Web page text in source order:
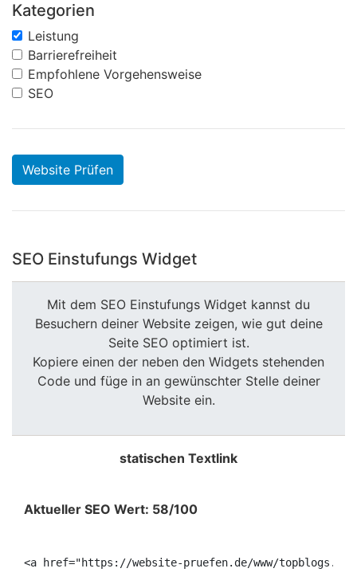
Kategorien
Leistung
Barrierefreiheit
Empfohlene Vorgehensweise
SEO
Website Prüfen
SEO Einstufungs Widget
Mit dem SEO Einstufungs Widget kannst du
Besuchern deiner Website zeigen, wie gut deine
Seite SEO optimiert ist.
Kopiere einen der neben den Widgets stehenden
Code und füge in an gewünschter Stelle deiner
Website ein.
statischen Textlink
Aktueller SEO Wert: 58/100
<a href="https://website-pruefen.de/www/